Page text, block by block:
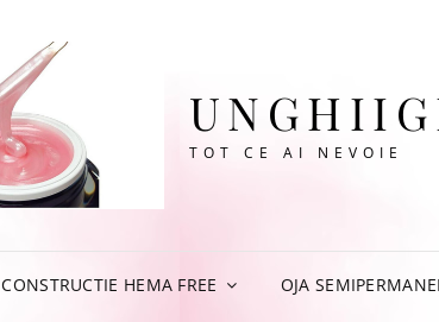
TOT CE AI NEVOIE
CONSTRUCTIE HEMA FREE OJA